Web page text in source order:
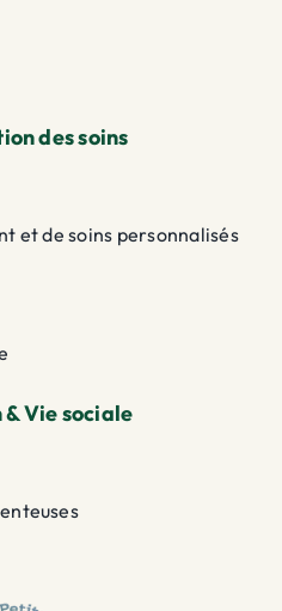
des soins
et de soins personnalisés
Vie sociale